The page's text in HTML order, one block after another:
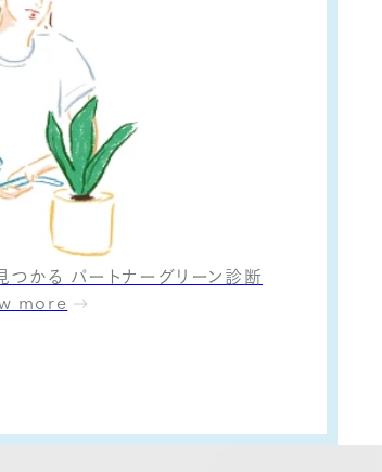
つかる
パートナーグリーン診断
more